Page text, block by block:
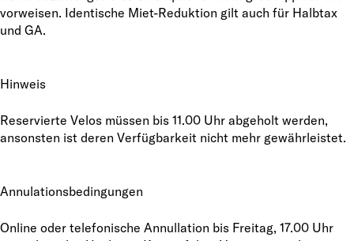
vorweisen. Identische Miet-Reduktion gilt auch für Halbtax
und GA.
Hinweis
Reservierte Velos müssen bis 11.00 Uhr abgeholt werden,
ansonsten ist deren Verfügbarkeit nicht mehr gewährleistet.
Annulationsbedingungen
Online oder telefonische Annullation bis Freitag, 17.00 Uhr